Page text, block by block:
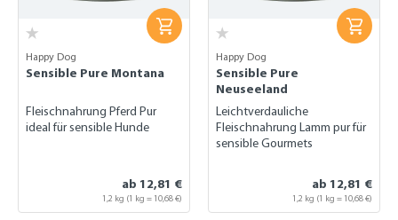
Happy Dog
Sensible Pure Montana
Fleischnahrung Pferd Pur
ideal für sensible Hunde
ab 12,81 €
1,2 kg (1 kg = 10,68 €)
Happy Dog
Sensible Pure
Neuseeland
Leichtverdauliche
Fleischnahrung Lamm pur für
sensible Gourmets
ab 12,81 €
1,2 kg (1 kg = 10,68 €)